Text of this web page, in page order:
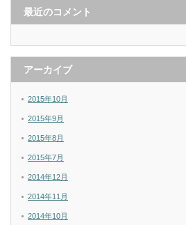
最近のコメント
アーカイブ
2015年10月
2015年9月
2015年8月
2015年7月
2014年12月
2014年11月
2014年10月